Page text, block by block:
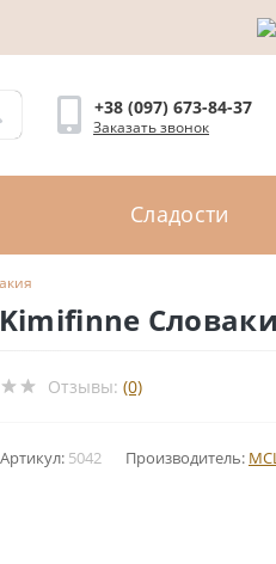
+38 (097) 673-84-37
Заказать звонок
Сладости
Отзывы: (0)
Артикул: 5042 Производитель: